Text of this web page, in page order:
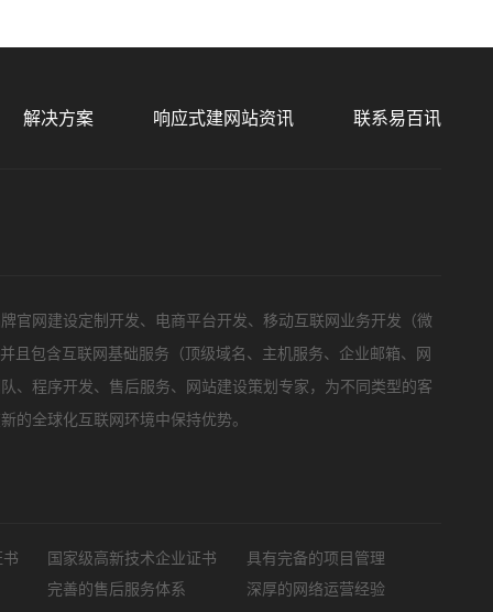
解决方案 响应式建网站资讯 联系易百讯
官网建设定制开发、电商平台开发、移动互联网业务开发（微
且包含互联网基础服务（顶级域名、主机服务、企业邮箱、网
、程序开发、售后服务、网站建设策划专家，为不同类型的客
的全球化互联网环境中保持优势。
国家级高新技术企业证书
具有完备的项目管理
完善的售后服务体系
深厚的网络运营经验